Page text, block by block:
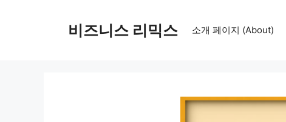
비즈니스 리믹스 소개 페이지 (About)